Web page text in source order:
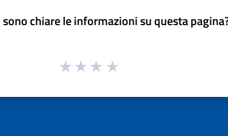
chiare le informazioni su questa